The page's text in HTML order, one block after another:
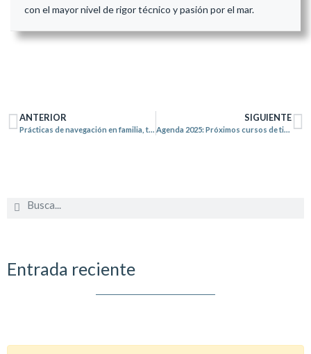
con el mayor nivel de rigor técnico y pasión por el mar.
ANTERIOR
Prácticas de navegación en familia, tenemos el plan perfecto
SIGUIENTE
Agenda 2025: Próximos cursos de titulaciones náuticas
Entrada reciente